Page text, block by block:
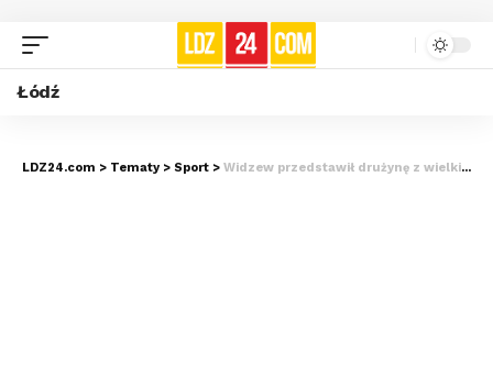
Łódź
LDZ24.com > Tematy > Sport > Widzew przedstawił drużynę z wielkim rozmachem [ZDJĘCIA i FILM]